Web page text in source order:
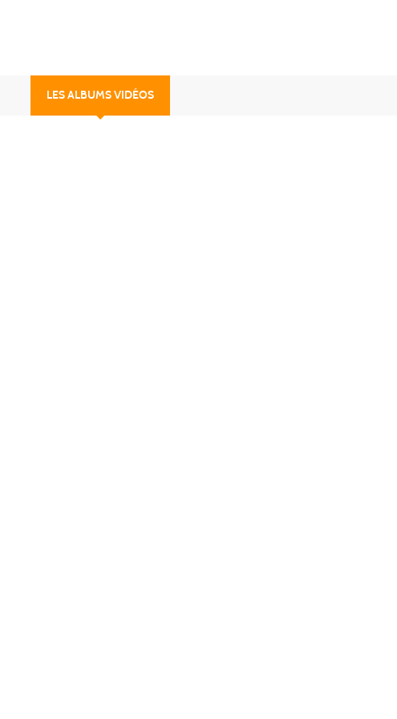
LES ALBUMS VIDÉOS